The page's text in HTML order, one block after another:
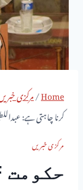
Home
/مرکزی
کرنا چاہتی ہے:
مرکزی خبریں